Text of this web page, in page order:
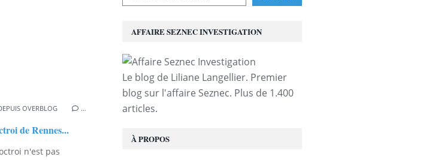
OVERBLOG …
de Rennes...
n'est pas
AFFAIRE SEZNEC INVESTIGATION
Le blog de Liliane Langellier. Premier
blog sur l'affaire Seznec. Plus de 1.400
articles.
À PROPOS